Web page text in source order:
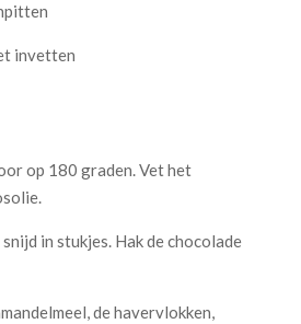
invetten
op 180 graden. Vet het
in stukjes. Hak de chocolade
de havervlokken,